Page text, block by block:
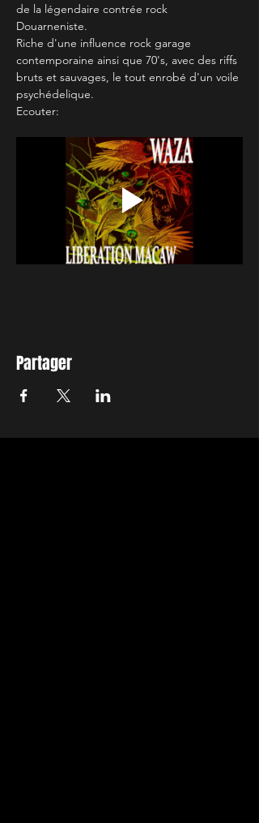
de la légendaire contrée rock
Douarneniste.
Riche d'une influence rock garage
contemporaine ainsi que 70's, avec des riffs
bruts et sauvages, le tout enrobé d'un voile
psychédelique.
Ecouter:
Partager